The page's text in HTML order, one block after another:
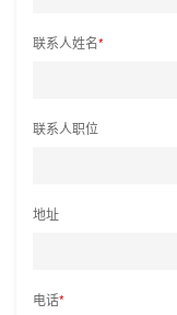
联系人姓名*
联系人职位
地址
电话*